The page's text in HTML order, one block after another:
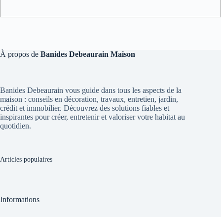
À propos de Banides Debeaurain Maison
Banides Debeaurain vous guide dans tous les aspects de la
maison : conseils en décoration, travaux, entretien, jardin,
crédit et immobilier. Découvrez des solutions fiables et
inspirantes pour créer, entretenir et valoriser votre habitat au
quotidien.
Articles populaires
Informations